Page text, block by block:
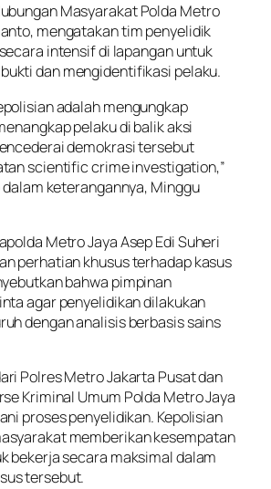
Masyarakat Polda Metro
mengatakan tim penyelidik
intensif di lapangan untuk
dan mengidentifikasi pelaku.
adalah mengungkap
pelaku di balik aksi
demokrasi tersebut
scientific crime investigation,”
keterangannya, Minggu
Metro Jaya Asep Edi Suheri
perhatian khusus terhadap kasus
bahwa pimpinan
agar penyelidikan dilakukan
dengan analisis berbasis sains
Polres Metro Jakarta Pusat dan
Kriminal Umum Polda Metro Jaya
proses penyelidikan. Kepolisian
memberikan kesempatan
bekerja secara maksimal dalam
tersebut.